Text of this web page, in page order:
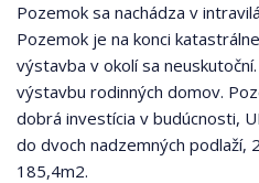
Pozemok sa nachádza v
Pozemok je na konci
výstavba v okolí sa
výstavbu rodinných domov.
dobrá investícia v budúcnosti,
do dvoch nadzemných podlaží,
185,4m2.